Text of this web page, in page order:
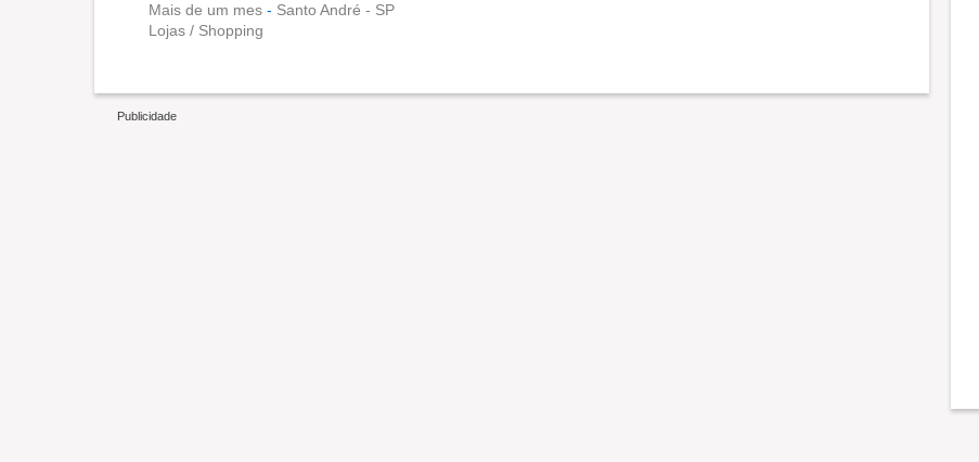
Mais de um mes - Santo André - SP
Lojas / Shopping